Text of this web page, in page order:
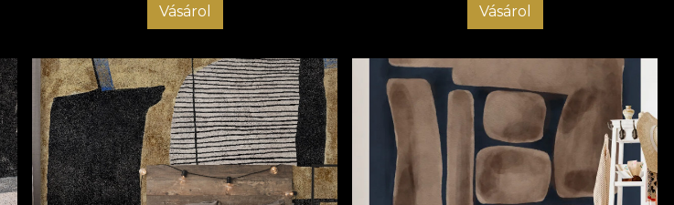
Vásárol Vásárol